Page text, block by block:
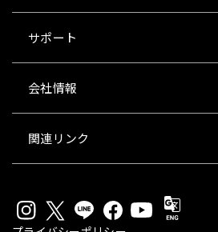
サポート
会社情報
関連リンク